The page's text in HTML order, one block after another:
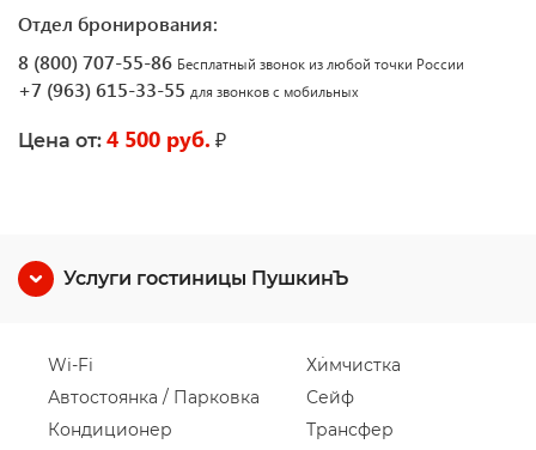
Отдел бронирования:
8 (800) 707-55-86 Бесплатный звонок из любой точки России
+7 (963) 615-33-55 для звонков с мобильных
Цена от: 4 500 руб. ₽
Услуги гостиницы ПушкинЪ
Wi-Fi
Автостоянка / Парковка
Кондиционер
Химчистка
Сейф
Трансфер